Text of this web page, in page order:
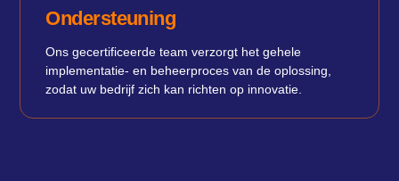
Ondersteuning
Ons gecertificeerde team verzorgt het gehele
implementatie- en beheerproces van de oplossing,
zodat uw bedrijf zich kan richten op innovatie.